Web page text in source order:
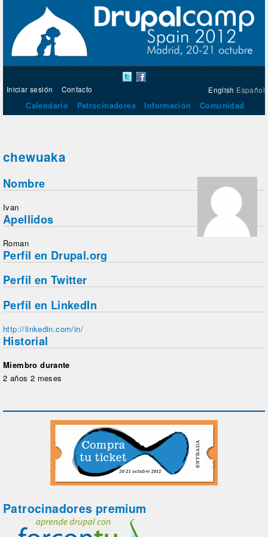
English Español
Iniciar sesión Contacto
Calendario Patrocinadores Información Comunidad
chewuaka
Nombre
Ivan
Apellidos
Roman
Perfil en Drupal.org
Perfil en Twitter
Perfil en LinkedIn
http://linkedin.com/in/
Historial
Miembro durante
2 años 2 meses
Patrocinadores premium